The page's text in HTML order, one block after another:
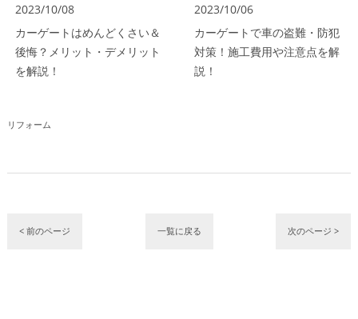
2023/10/08
カーゲートはめんどくさい＆
後悔？メリット・デメリット
を解説！
2023/10/06
カーゲートで車の盗難・防犯
対策！施工費用や注意点を解
説！
リフォーム
< 前のページ 一覧に戻る 次のページ >